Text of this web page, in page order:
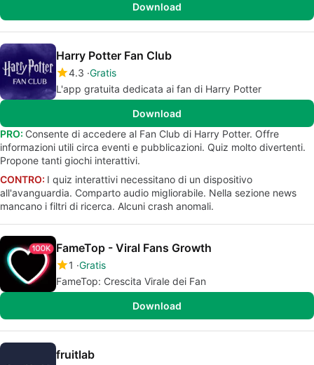
Download
Harry Potter Fan Club
4.3 Gratis
L'app gratuita dedicata ai fan di Harry Potter
Download
PRO: Consente di accedere al Fan Club di Harry Potter. Offre
informazioni utili circa eventi e pubblicazioni. Quiz molto divertenti.
Propone tanti giochi interattivi.
CONTRO: I quiz interattivi necessitano di un dispositivo
all'avanguardia. Comparto audio migliorabile. Nella sezione news
mancano i filtri di ricerca. Alcuni crash anomali.
FameTop - Viral Fans Growth
1 Gratis
FameTop: Crescita Virale dei Fan
Download
fruitlab